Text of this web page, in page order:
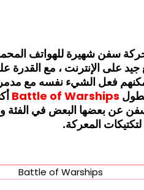
سفن شهيرة للهواتف
على الإنترنت ، مع
فعل الشيء نفسه مع
Battle of Warships
السفن عن بعضها البعض في
المعركة.
Battle of Warships